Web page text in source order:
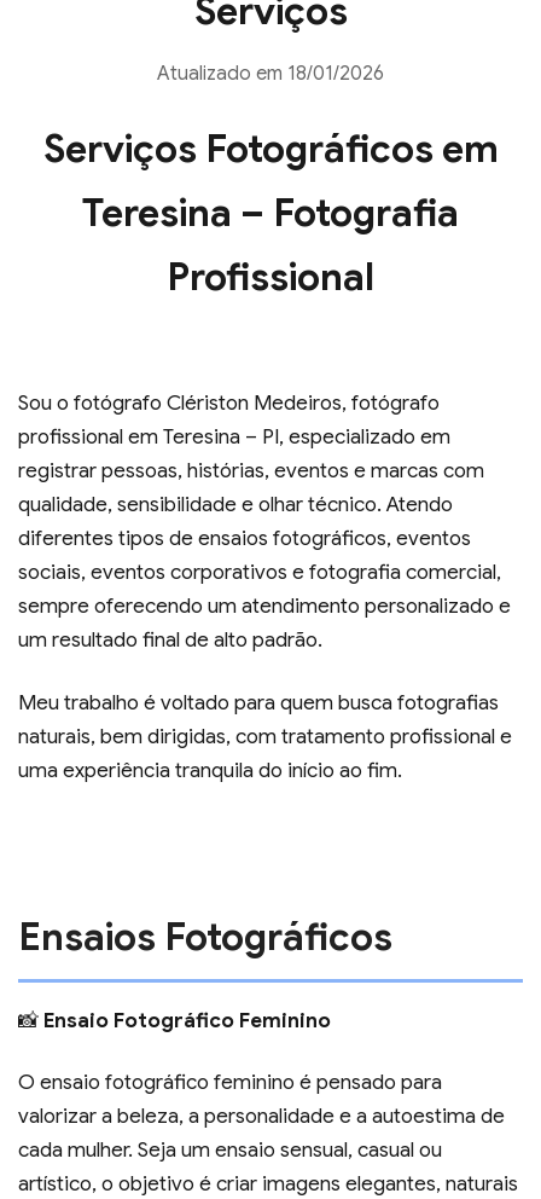
Serviços
Atualizado em 18/01/2026
Serviços Fotográficos em
Teresina – Fotografia
Profissional
Sou o fotógrafo Clériston Medeiros, fotógrafo
profissional em Teresina – PI, especializado em
registrar pessoas, histórias, eventos e marcas com
qualidade, sensibilidade e olhar técnico. Atendo
diferentes tipos de ensaios fotográficos, eventos
sociais, eventos corporativos e fotografia comercial,
sempre oferecendo um atendimento personalizado e
um resultado final de alto padrão.
Meu trabalho é voltado para quem busca fotografias
naturais, bem dirigidas, com tratamento profissional e
uma experiência tranquila do início ao fim.
Ensaios Fotográficos
📸 Ensaio Fotográfico Feminino
O ensaio fotográfico feminino é pensado para
valorizar a beleza, a personalidade e a autoestima de
cada mulher. Seja um ensaio sensual, casual ou
artístico, o objetivo é criar imagens elegantes, naturais